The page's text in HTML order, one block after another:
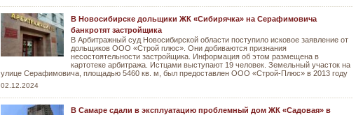
В Новосибирске дольщики ЖК «Сибирячка» на Серафимовича
банкротят застройщика
В Арбитражный суд Новосибирской области поступило исковое заявление от
дольщиков ООО «Строй плюс». Они добиваются признания
несостоятельности застройщика. Информация об этом размещена в
картотеке арбитража. Истцами выступают 19 человек. Земельный участок на
улице Серафимовича, площадью 5460 кв. м, был предоставлен ООО «Строй-Плюс» в 2013 году
02.12.2024
В Самаре сдали в эксплуатацию проблемный дом ЖК «Садовая» в